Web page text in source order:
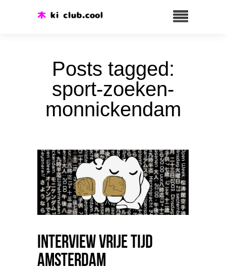
Posts tagged:
sport-zoeken-
monnickendam
Interview Vrije Tijd
Amsterdam